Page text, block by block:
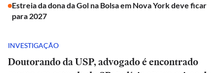
Estreia da dona da Gol na Bolsa em Nova York deve ficar
para 2027
INVESTIGAÇÃO
Doutorando da USP, advogado é encontrado